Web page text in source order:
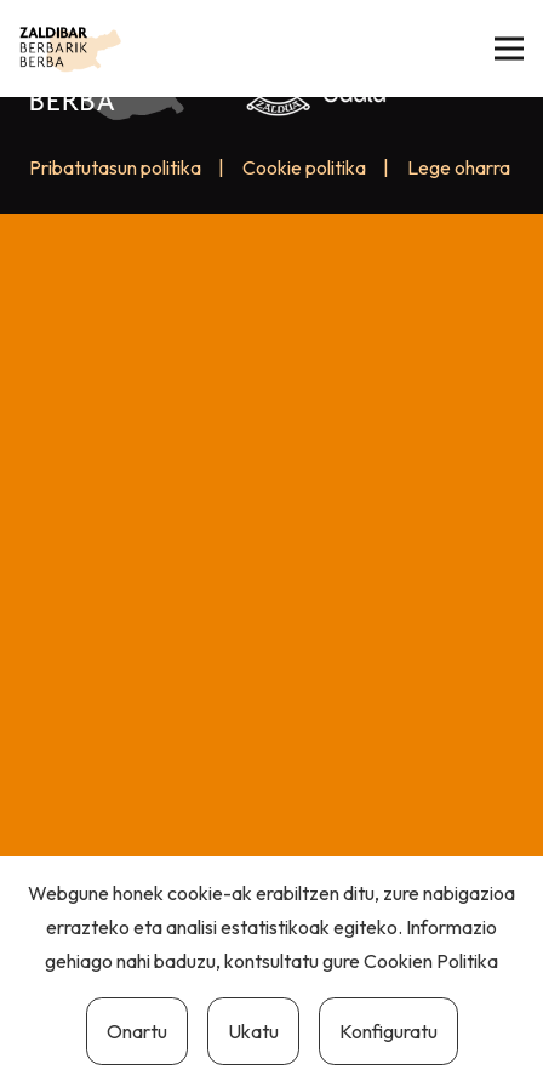
Pribatutasun politika Cookie politika Lege oharra
Webgune honek cookie-ak erabiltzen ditu, zure nabigazioa
errazteko eta analisi estatistikoak egiteko. Informazio
gehiago nahi baduzu, kontsultatu gureCookien Politika
Onartu Ukatu Konfiguratu